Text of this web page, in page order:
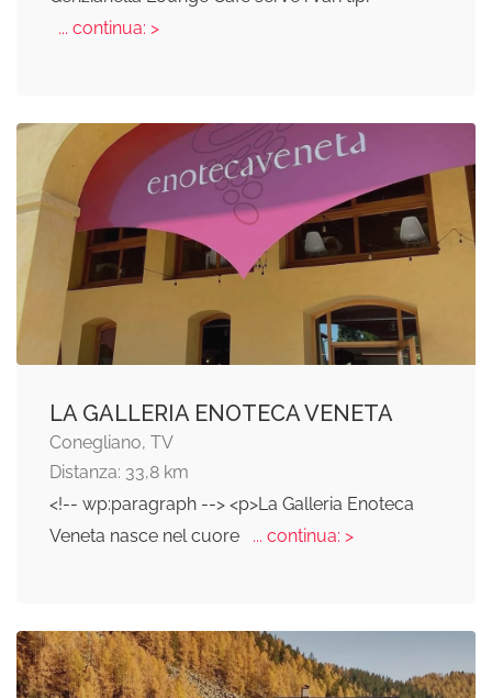
... continua: >
LA GALLERIA ENOTECA VENETA
Conegliano, TV
Distanza: 33,8 km
<!-- wp:paragraph --> <p>La Galleria Enoteca
Veneta nasce nel cuore
... continua: >